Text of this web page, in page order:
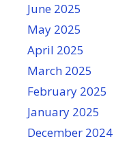
June 2025
May 2025
April 2025
March 2025
February 2025
January 2025
December 2024